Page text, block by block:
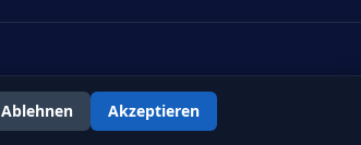
DatenschutzerklärungCookie-Richtlinie
Ablehnen Akzeptieren